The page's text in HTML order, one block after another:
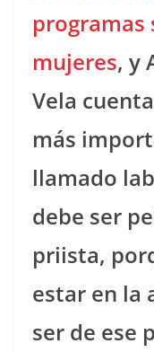
programas
mujeres, y
Vela
más
llamado
debe ser
priista,
estar en la
ser de ese